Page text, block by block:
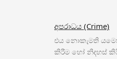
අපරාධය (Crime)
එය නොකැමති
කිරීම හෝ නිදහස්